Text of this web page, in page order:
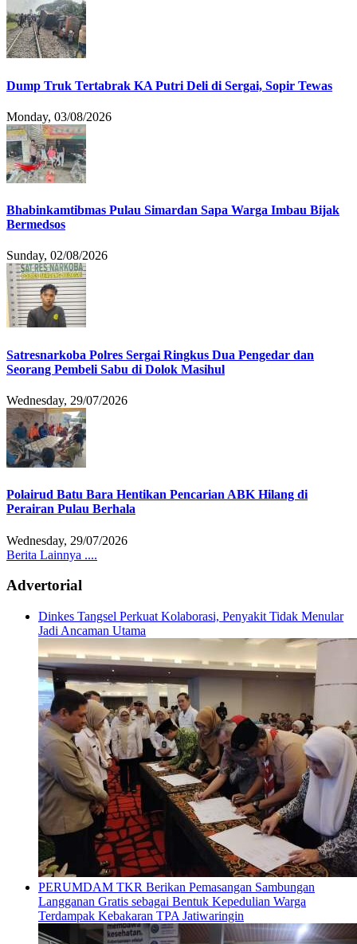
Dump Truk Tertabrak KA Putri Deli di Sergai, Sopir Tewas
Monday, 03/08/2026
Bhabinkamtibmas Pulau Simardan Sapa Warga Imbau Bijak
Bermedsos
Sunday, 02/08/2026
Satresnarkoba Polres Sergai Ringkus Dua Pengedar dan
Seorang Pembeli Sabu di Dolok Masihul
Wednesday, 29/07/2026
Polairud Batu Bara Hentikan Pencarian ABK Hilang di
Perairan Pulau Berhala
Wednesday, 29/07/2026
Berita Lainnya ....
Advertorial
Dinkes Tangsel Perkuat Kolaborasi, Penyakit Tidak Menular
Jadi Ancaman Utama
PERUMDAM TKR Berikan Pemasangan Sambungan
Langganan Gratis sebagai Bentuk Kepedulian Warga
Terdampak Kebakaran TPA Jatiwaringin